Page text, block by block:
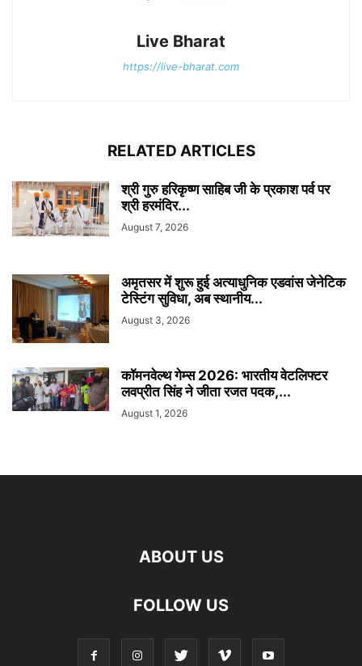
Live Bharat
https://live-bharat.com
RELATED ARTICLES
श्री गुरु हरिकृष्ण साहिब जी के प्रकाश पर्व पर
श्री हरमंदिर...
August 7, 2026
अमृतसर में शुरू हुई अत्याधुनिक एडवांस जेनेटिक
टेस्टिंग सुविधा, अब स्थानीय...
August 3, 2026
कॉमनवेल्थ गेम्स 2026: भारतीय वेटलिफ्टर
लवप्रीत सिंह ने जीता रजत पदक,...
August 1, 2026
ABOUT US
FOLLOW US